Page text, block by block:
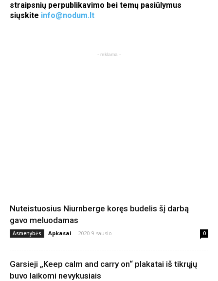
straipsnių perpublikavimo bei temų pasiūlymus
siųskite info@nodum.lt
- reklama -
Nuteistuosius Niurnberge koręs budelis šį darbą
gavo meluodamas
Asmenybės Apkasai - 2020 9 sausio 0
Garsieji „Keep calm and carry on“ plakatai iš tikrųjų
buvo laikomi nevykusiais